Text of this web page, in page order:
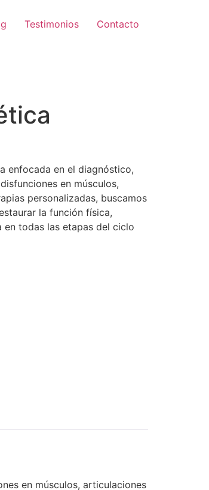
Testimonios Contacto
enfocada en el diagnóstico,
en músculos,
personalizadas, buscamos
la función física,
todas las etapas del ciclo
en músculos, articulaciones